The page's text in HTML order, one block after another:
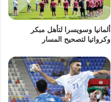
ألمانيا وسويسرا لتأهل مبكر
وكرواتيا لتصحيح المسار